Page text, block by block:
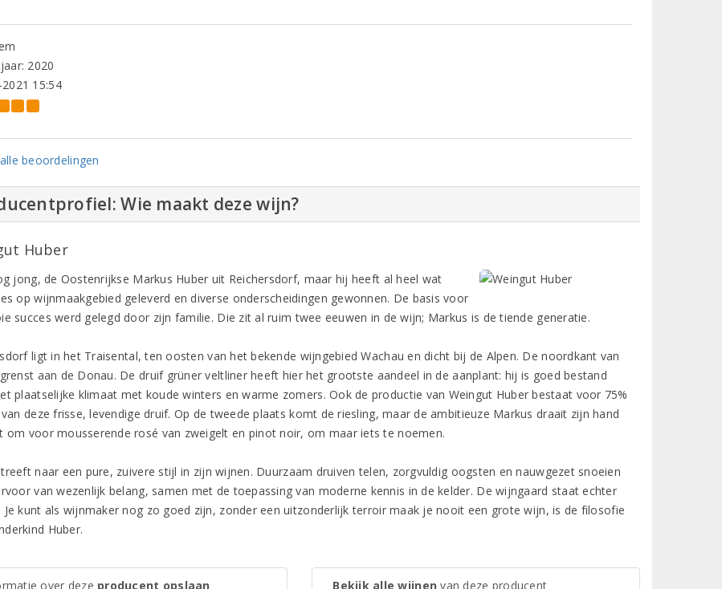
2020
15:54
beoordelingen
Wie maakt deze wijn?
Huber
jong, de Oostenrijkse Markus Huber uit Reichersdorf, maar hij heeft al heel wat
op wijnmaakgebied geleverd en diverse onderscheidingen gewonnen. De basis voor
succes werd gelegd door zijn familie. Die zit al ruim twee eeuwen in de wijn; Markus is de tiende generatie.
ligt in het Traisental, ten oosten van het bekende wijngebied Wachau en dicht bij de Alpen. De noordkant van
aan de Donau. De druif grüner veltliner heeft hier het grootste aandeel in de aanplant: hij is goed bestand
plaatselijke klimaat met koude winters en warme zomers. Ook de productie van Weingut Huber bestaat voor 75%
deze frisse, levendige druif. Op de tweede plaats komt de riesling, maar de ambitieuze Markus draait zijn hand
om voor mousserende rosé van zweigelt en pinot noir, om maar iets te noemen.
naar een pure, zuivere stijl in zijn wijnen. Duurzaam druiven telen, zorgvuldig oogsten en nauwgezet snoeien
van wezenlijk belang, samen met de toepassing van moderne kennis in de kelder. De wijngaard staat echter
Je kunt als wijnmaker nog zo goed zijn, zonder een uitzonderlijk terroir maak je nooit een grote wijn, is de filosofie
Huber.
over deze producent opslaan Bekijk alle wijnen van deze producent